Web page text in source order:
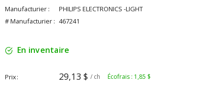
Manufacturier :
PHILIPS ELECTRONICS -LIGHT
# Manufacturier : 467241
En inventaire
Prix 29,13 $ / ch Écofrais : 1,85 $